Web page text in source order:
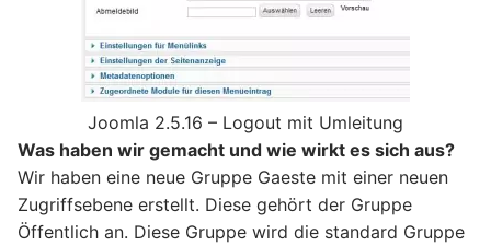
Joomla 2.5.16 – Logout mit Umleitung
Was haben wir gemacht und wie wirkt es sich aus?
Wir haben eine neue Gruppe Gaeste mit einer neuen
Zugriffsebene erstellt. Diese gehört der Gruppe
Öffentlich an. Diese Gruppe wird die standard Gruppe